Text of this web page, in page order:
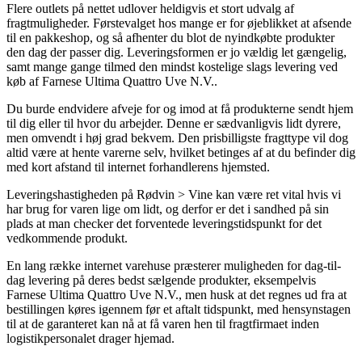
Flere outlets på nettet udlover heldigvis et stort udvalg af
fragtmuligheder. Førstevalget hos mange er for øjeblikket at afsende
til en pakkeshop, og så afhenter du blot de nyindkøbte produkter
den dag der passer dig. Leveringsformen er jo vældig let gængelig,
samt mange gange tilmed den mindst kostelige slags levering ved
køb af Farnese Ultima Quattro Uve N.V..
Du burde endvidere afveje for og imod at få produkterne sendt hjem
til dig eller til hvor du arbejder. Denne er sædvanligvis lidt dyrere,
men omvendt i høj grad bekvem. Den prisbilligste fragttype vil dog
altid være at hente varerne selv, hvilket betinges af at du befinder dig
med kort afstand til internet forhandlerens hjemsted.
Leveringshastigheden på Rødvin > Vine kan være ret vital hvis vi
har brug for varen lige om lidt, og derfor er det i sandhed på sin
plads at man checker det forventede leveringstidspunkt for det
vedkommende produkt.
En lang række internet varehuse præsterer muligheden for dag-til-
dag levering på deres bedst sælgende produkter, eksempelvis
Farnese Ultima Quattro Uve N.V., men husk at det regnes ud fra at
bestillingen køres igennem før et aftalt tidspunkt, med hensynstagen
til at de garanteret kan nå at få varen hen til fragtfirmaet inden
logistikpersonalet drager hjemad.